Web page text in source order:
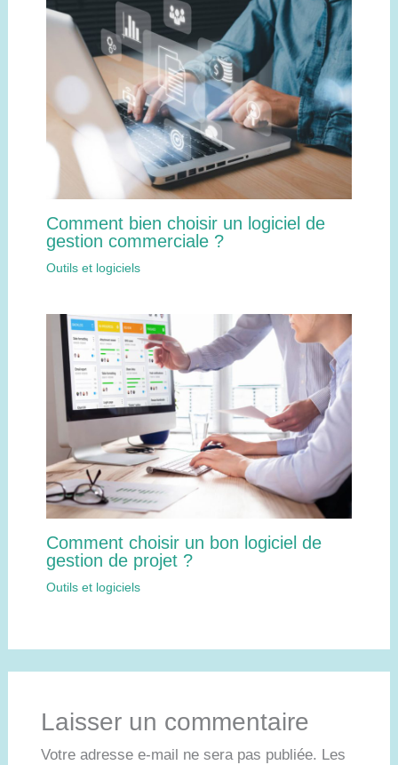
Comment bien choisir un logiciel de
gestion commerciale ?
Outils et logiciels
Comment choisir un bon logiciel de
gestion de projet ?
Outils et logiciels
Laisser un commentaire
Votre adresse e-mail ne sera pas publiée. Les